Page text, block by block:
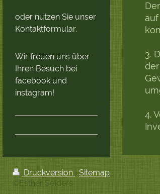
3.
4.
oder nutzen Sie unser
Kontaktformular.
Wir freuen uns über
Ihren Besuch bei
facebook und
instagram!
Druckversion
Sitemap
©Esther Selders